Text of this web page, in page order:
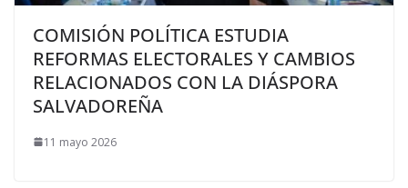
COMISIÓN POLÍTICA ESTUDIA
REFORMAS ELECTORALES Y CAMBIOS
RELACIONADOS CON LA DIÁSPORA
SALVADOREÑA
11 mayo 2026